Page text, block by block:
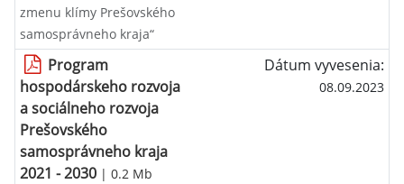
zmenu klímy Prešovského
samosprávneho kraja“
Program
hospodárskeho rozvoja
a sociálneho rozvoja
Prešovského
samosprávneho kraja
2021 - 2030 | 0.2 Mb
Dátum vyvesenia:
08.09.2023